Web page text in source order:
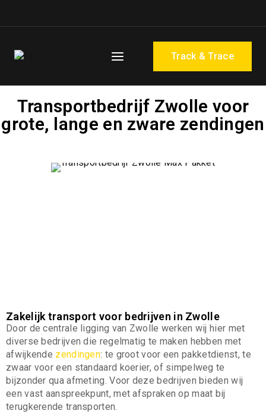
Track & Trace
Transportbedrijf Zwolle voor
grote, lange en zware zendingen
Zakelijk transport voor bedrijven in Zwolle
Door de centrale ligging van Zwolle werken wij hier met
diverse bedrijven die regelmatig te maken hebben met
afwijkende zendingen: te groot voor een pakketdienst, te
zwaar voor een standaard koerier, of simpelweg te
bijzonder qua afmeting. Voor deze bedrijven bieden wij
een vast aanspreekpunt, met afspraken op maat bij
terugkerende transporten.